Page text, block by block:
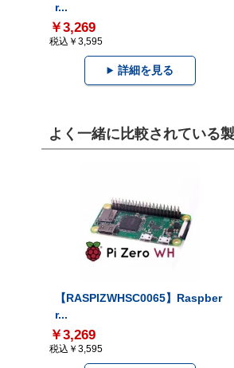
r...
￥3,269
税込￥3,595
詳細を見る
よく一緒に比較されている
【RASPIZWHSC0065】Raspber
r...
￥3,269
税込￥3,595